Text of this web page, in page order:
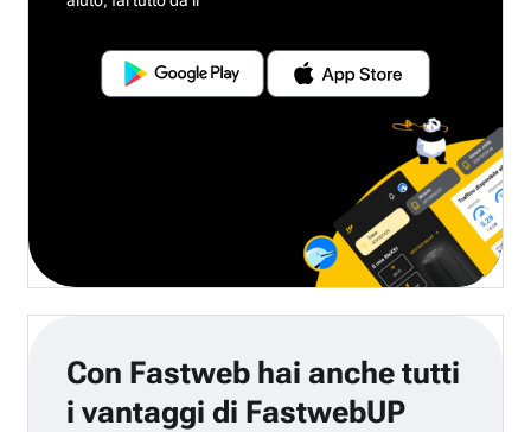
Con Fastweb hai anche tutti
i vantaggi di FastwebUP